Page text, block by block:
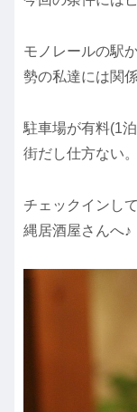
モノレールの駅
勢の私達には関
駐車場が有料(1
街だし仕方ない。
チェックインし
縄居酒屋さんへ♪